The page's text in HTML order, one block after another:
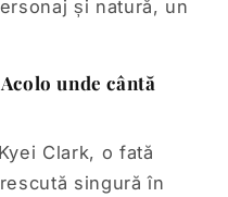
și natură, un
unde cântă
Clark, o fată
singură în